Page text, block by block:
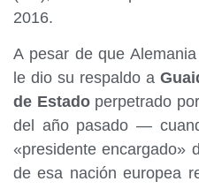
2016.
A pesar de que
le dio su respaldo a
de Estadoperpetrado
del año pasado —
«presidente encargado»
de esa nación europea